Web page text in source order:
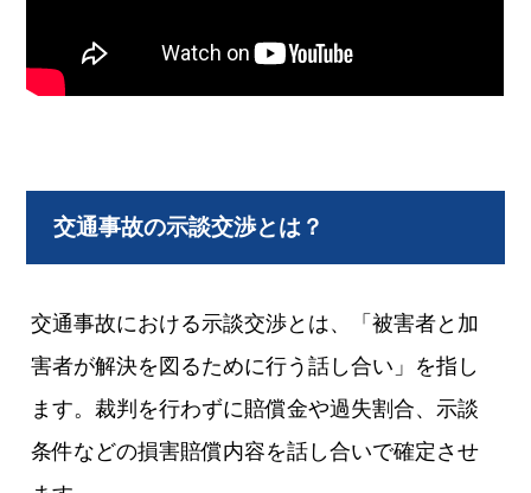
交通事故の示談交渉とは？
交通事故における示談交渉とは、「被害者と加
害者が解決を図るために行う話し合い」を指し
ます。裁判を行わずに賠償金や過失割合、示談
条件などの損害賠償内容を話し合いで確定させ